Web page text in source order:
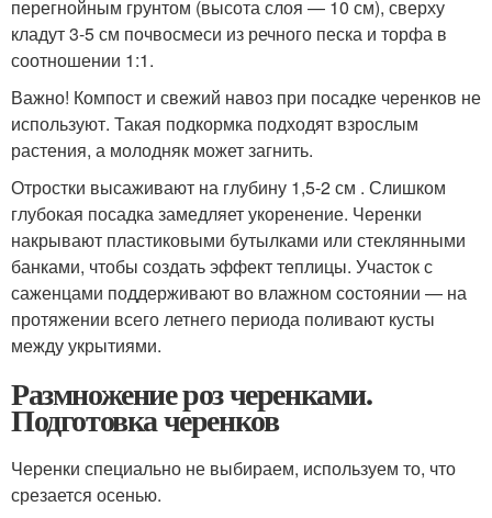
перегнойным грунтом (высота слоя — 10 см), сверху
кладут 3-5 см почвосмеси из речного песка и торфа в
соотношении 1:1.
Важно! Компост и свежий навоз при посадке черенков не
используют. Такая подкормка подходят взрослым
растения, а молодняк может загнить.
Отростки высаживают на глубину 1,5-2 см . Слишком
глубокая посадка замедляет укоренение. Черенки
накрывают пластиковыми бутылками или стеклянными
банками, чтобы создать эффект теплицы. Участок с
саженцами поддерживают во влажном состоянии — на
протяжении всего летнего периода поливают кусты
между укрытиями.
Размножение роз черенками.
Подготовка черенков
Черенки специально не выбираем, используем то, что
срезается осенью.